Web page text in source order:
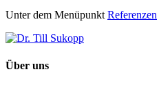
Unter dem MenüpunktReferenzen
Über uns